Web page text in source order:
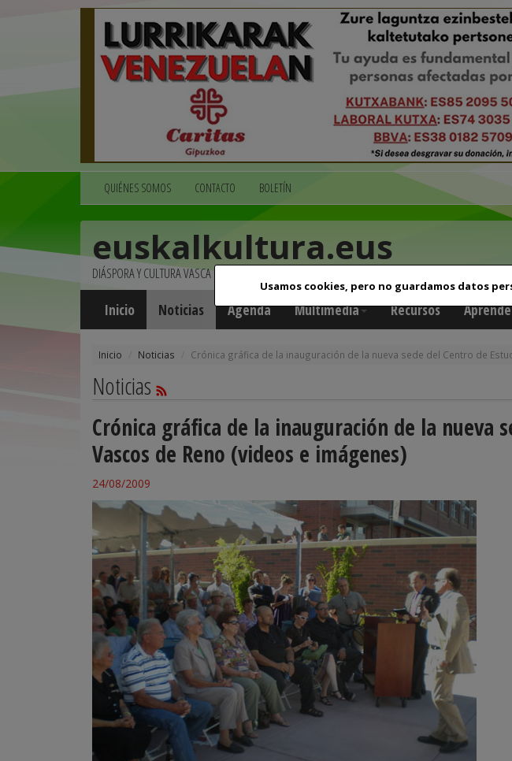
Usamos cookies, pero no guardamos datos
QUIÉNES SOMOS CONTACTO BOLETÍN
euskalkultura.eus
DIÁSPORA Y CULTURA VASCA
Inicio Noticias Agenda Multimedia Recursos
Inicio Noticias Crónica gráfica de la inauguración de la nueva sede del Centro de
Noticias
Crónica gráfica de la inauguración de la nueva
Vascos de Reno (videos e imágenes)
24/08/2009